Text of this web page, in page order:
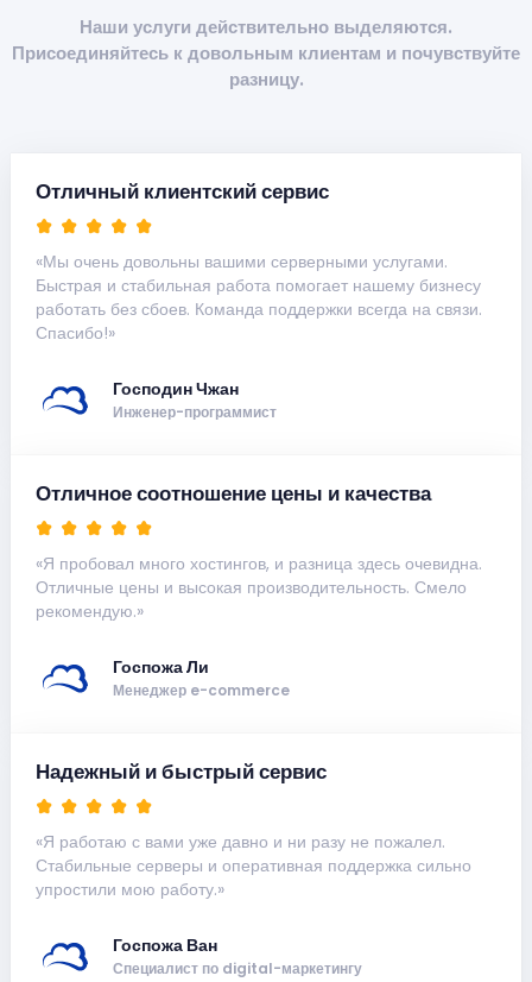
Наши услуги действительно выделяются.
Присоединяйтесь к довольным клиентам и почувствуйте
разницу.
Отличный клиентский сервис
«Мы очень довольны вашими серверными услугами.
Быстрая и стабильная работа помогает нашему бизнесу
работать без сбоев. Команда поддержки всегда на связи.
Спасибо!»
Господин Чжан
Инженер-программист
Отличное соотношение цены и качества
«Я пробовал много хостингов, и разница здесь очевидна.
Отличные цены и высокая производительность. Смело
рекомендую.»
Госпожа Ли
Менеджер e-commerce
Надежный и быстрый сервис
«Я работаю с вами уже давно и ни разу не пожалел.
Стабильные серверы и оперативная поддержка сильно
упростили мою работу.»
Госпожа Ван
Специалист по digital-маркетингу